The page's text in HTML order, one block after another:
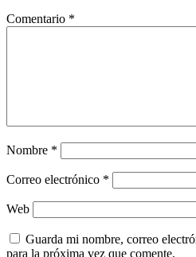
Comentario *
Nombre *
Correo electrónico *
Web
Guarda mi nombre, correo
para la próxima vez que comente.